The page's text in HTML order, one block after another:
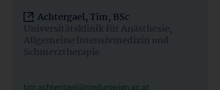
Achtergael, Tim, BSc
Universitätsklinik für Anästhesie,
Allgemeine Intensivmedizin und
Schmerztherapie
tim.achtergael@meduniwien.ac.at